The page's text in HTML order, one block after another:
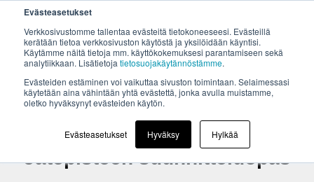
Evästeasetukset
Verkkosivustomme tallentaa evästeitä tietokoneeseesi. Evästeillä
kerätään tietoa verkkosivuston käytöstä ja yksilöidään käyntisi.
Käytämme näitä tietoja mm. käyttökokemuksesi parantamiseen sekä
analytiikkaan. Lisätietoja tietosuojakäytännöstämme.
Evästeiden estäminen voi vaikuttaa sivuston toimintaan. Selaimessasi
käytetään aina vähintään yhtä evästettä, jonka avulla muistamme,
oletko hyväksynyt evästeiden käytön.
Evästeasetukset Hyväksy Hylkää
Jätepisteen suunnitteluopas